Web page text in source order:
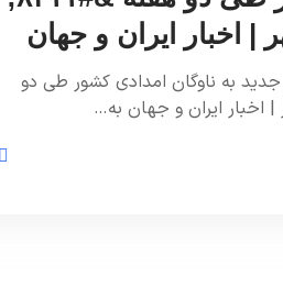
| اخبار ایران و جهان
جدید به ناوگان امدادی کشور طی دو
| اخبار ایران و جهان به…